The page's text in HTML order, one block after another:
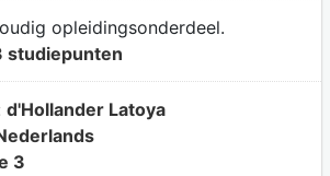
opleidingsonderdeel.
studiepunten
d'Hollander Latoya
3